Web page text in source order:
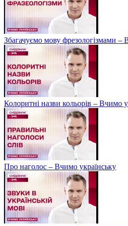
Збагачуємо мову фрезологізмами –
Колоритні назви кольорів – Вчимо
Про наголос – Вчимо українську